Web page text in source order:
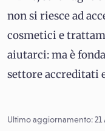
non si riesce ad
cosmetici e
aiutarci: ma è
settore accreditati
Ultimo aggiornamento: 21